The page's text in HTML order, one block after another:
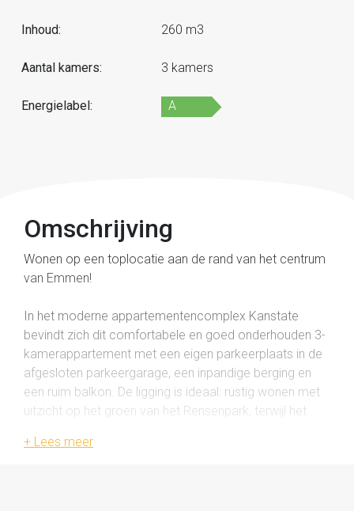
Inhoud: 260 m3
Aantal kamers: 3 kamers
Energielabel: A
Omschrijving
Wonen op een toplocatie aan de rand van het centrum
van Emmen!
In het moderne appartementencomplex Kanstate
bevindt zich dit comfortabele en goed onderhouden 3-
kamerappartement met een eigen parkeerplaats in de
afgesloten parkeergarage, een inpandige berging en
een ruim balkon. De ligging is ideaal: rustig wonen met
uitzicht op het groen van het Rensenpark, terwijl het
Atlas Theater en het NS-station op korte loopafstand